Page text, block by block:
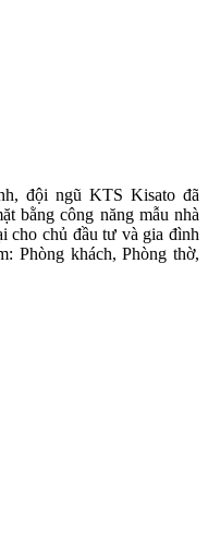
đội ngũ KTS Kisato đã
bằng công năng mẫu nhà
cho chủ đầu tư và gia đình
Phòng khách, Phòng thờ,